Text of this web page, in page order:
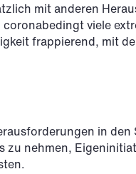
mit anderen
viele
frappierend, mit
in
zu nehmen,